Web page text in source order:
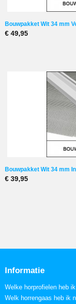
Bouwpakket Wit 34 mm
€ 49,95
Bouwpakket Wit 34 mm
€ 39,95
Informatie
Welke horprofielen heb
Welk horrengaas heb ik